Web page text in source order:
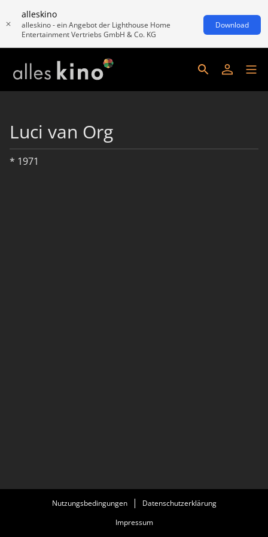
alleskino
alleskino - ein Angebot der Lighthouse Home
Entertainment Vertriebs GmbH & Co. KG
Download
Luci van Org
* 1971
Nutzungsbedingungen
Datenschutzerklärung
Impressum